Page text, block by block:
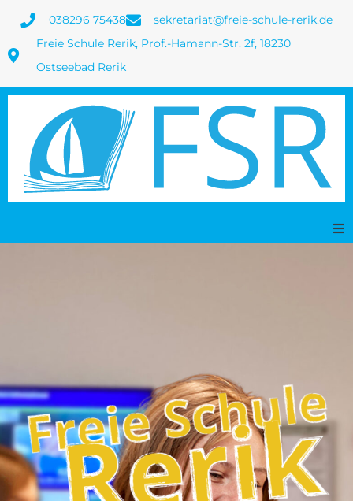
038296 75438
sekretariat@freie-schule-rerik.de
Freie Schule Rerik, Prof.-Hamann-Str. 2f, 18230
Ostseebad Rerik
Downloads
Stellen / Praktika